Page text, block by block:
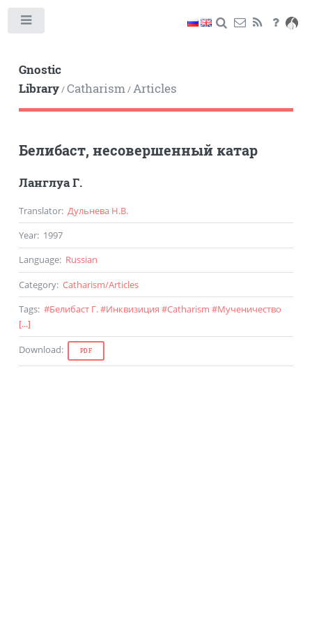
Gnostic
Library/Catharism/Articles
Белибаст, несовершенный катар
Ланглуа Г.
Translator: Дульнева Н.В.
Year: 1997
Language: Russian
Category: Catharism/Articles
Tags: #Белибаст Г.#Инквизиция #Catharism #Мученичество
[...]
Download: PDF